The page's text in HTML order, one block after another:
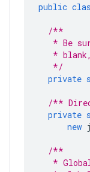
public
/**
* Be
* blank,
*/
private
/**
private
new
/**
* Global